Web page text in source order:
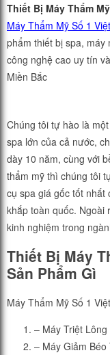
Thiết Bị Máy Thẩm
Máy Thẩm Mỹ Số 1
phẩm thiết bị spa, máy
công nghệ cao uy tín
Miền Bắc
Chúng tôi tự hào là
spa lớn của cả nước,
dày 10 năm, cùng với
thẩm mỹ thì chúng tôi
cụ spa giá gốc tốt nhất
khắp toàn quốc. Ngoài
kinh nghiệm trong
Thiết Bị Máy
Sản Phẩm Gì
Máy Thẩm Mỹ Số 1
– Máy Triệt
– Máy Giảm